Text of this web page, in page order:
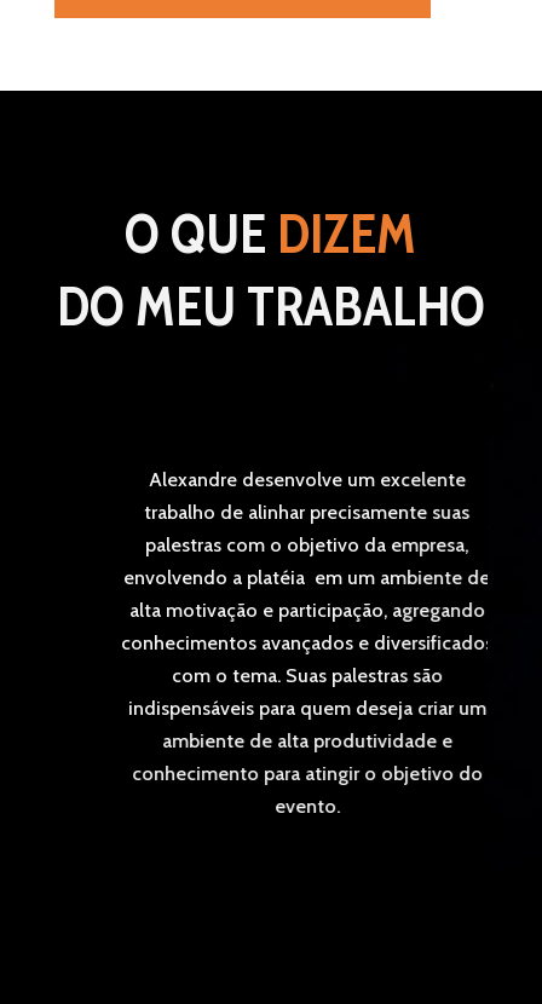
O QUE DIZEM
DO MEU TRABALHO
Alexandre desenvolve um excelente
trabalho de alinhar precisamente suas
palestras com o objetivo da empresa,
envolvendo a platéia em um ambiente de
alta motivação e participação, agregando
conhecimentos avançados e diversificados
com o tema. Suas palestras são
indispensáveis para quem deseja criar um
ambiente de alta produtividade e
conhecimento para atingir o objetivo do
evento.